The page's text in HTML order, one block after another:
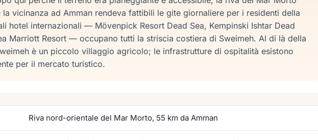
vicinanza ad Amman rendeva fattibili le gite giornaliere per i residenti della
hotel internazionali — Mövenpick Resort Dead Sea, Kempinski Ishtar Dead
Marriott Resort — occupano tutti la striscia costiera di Sweimeh. Al di là della
è un piccolo villaggio agricolo; le infrastrutture di ospitalità esistono
per il mercato turistico.
Riva nord-orientale del Mar Morto, 55 km da Amman